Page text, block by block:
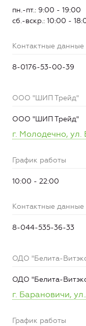
пн.-пт.: 9:00 - 19:00
сб.-вскр.: 10:00 -
Контактные данные
8-0176-53-00-39
ООО "ШИП Трейд"
ООО "ШИП Трейд"
г. Молодечно, ул.
График работы
10:00 - 22:00
Контактные данные
8-044-535-36-33
ОДО "Белита-
ОДО "Белита-
г. Барановичи,
График работы